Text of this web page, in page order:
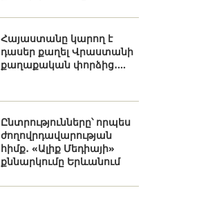
Հայաստանը կարող է
դասեր քաղել Վրաստանի
քաղաքական փորձից․...
Ընտրությունները՝ որպես
ժողովրդավարության
հիմք․ «Ալիք Մեդիայի»
քննարկումը Երևանում